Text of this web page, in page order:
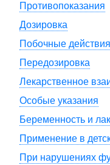
Противопоказания
Дозировка
Побочные действия
Передозировка
Лекарственное
Особые указания
Беременность и
Применение в
При нарушениях